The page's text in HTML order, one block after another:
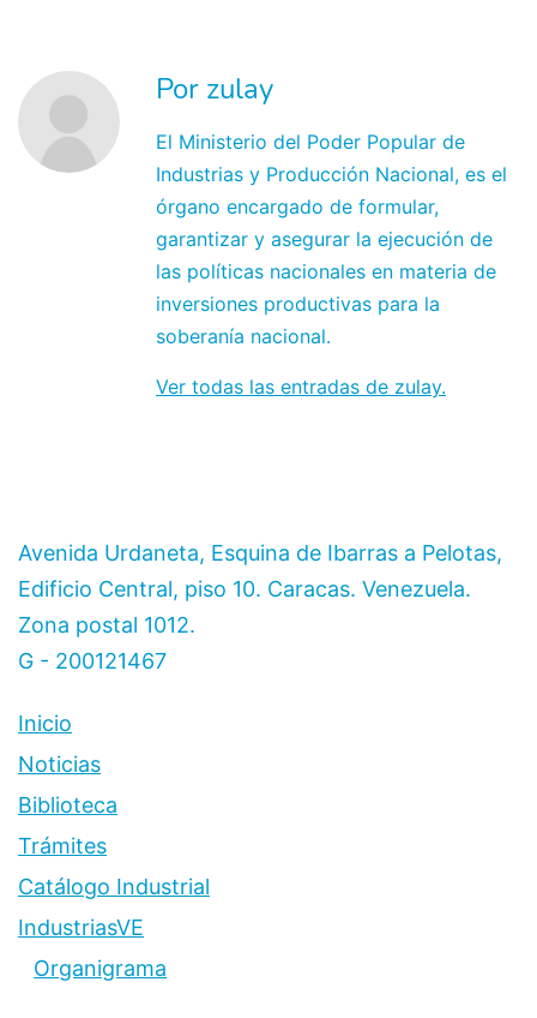
Por zulay
El Ministerio del Poder Popular de
Industrias y Producción Nacional, es el
órgano encargado de formular,
garantizar y asegurar la ejecución de
las políticas nacionales en materia de
inversiones productivas para la
soberanía nacional.
Ver todas las entradas de zulay.
Avenida Urdaneta, Esquina de Ibarras a Pelotas,
Edificio Central, piso 10. Caracas. Venezuela.
Zona postal 1012.
G - 200121467
Inicio
Noticias
Biblioteca
Trámites
Catálogo Industrial
IndustriasVE
Organigrama